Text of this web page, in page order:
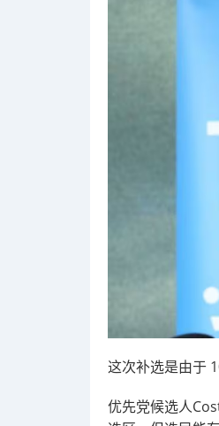
这次补选是由于
优先党候选人